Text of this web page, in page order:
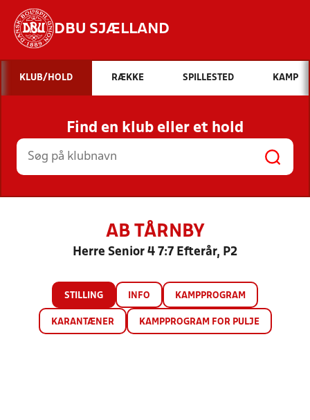
DBU SJÆLLAND
Hvad vil du søge efter?
INDHOLD OG NYHEDER
STILLINGER, RESULTATER, KLUBBER OG
HOLD
KLUB/HOLD RÆKKE SPILLESTED KAMP
Find en klub eller et hold
AB TÅRNBY
Herre Senior 4 7:7 Efterår, P2
STILLING INFO KAMPPROGRAM
KARANTÆNER KAMPPROGRAM FOR PULJE